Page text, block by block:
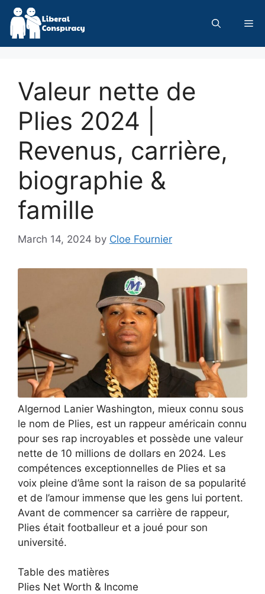
Skip
content
Valeur nette de
Plies 2024 |
Revenus, carrière,
biographie &
famille
March 14, 2024 by Cloe Fournier
Algernod Lanier Washington, mieux connu sous
le nom de Plies, est un rappeur américain connu
pour ses rap incroyables et possède une valeur
nette de 10 millions de dollars en 2024. Les
compétences exceptionnelles de Plies et sa
voix pleine d’âme sont la raison de sa popularité
et de l’amour immense que les gens lui portent.
Avant de commencer sa carrière de rappeur,
Plies était footballeur et a joué pour son
université.
Table des matières
Plies Net Worth & Income